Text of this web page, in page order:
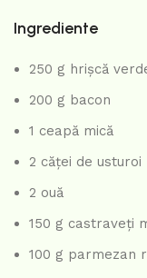
Ingrediente
250 g hrișcă
200 g bacon
1 ceapă mică
2 căței de usturoi
2 ouă
150 g castraveți
100 g parmezan